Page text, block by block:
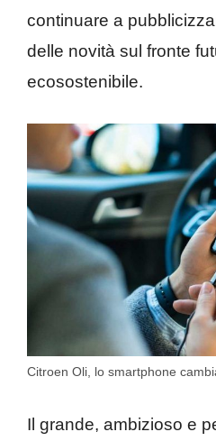
continuare a
delle novità sul fronte
ecosostenibile.
Citroen Oli, lo smartphone
Il grande, ambizioso e